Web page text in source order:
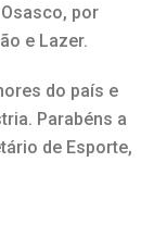
por
e Lazer.
do país e
Parabéns a
de Esporte,